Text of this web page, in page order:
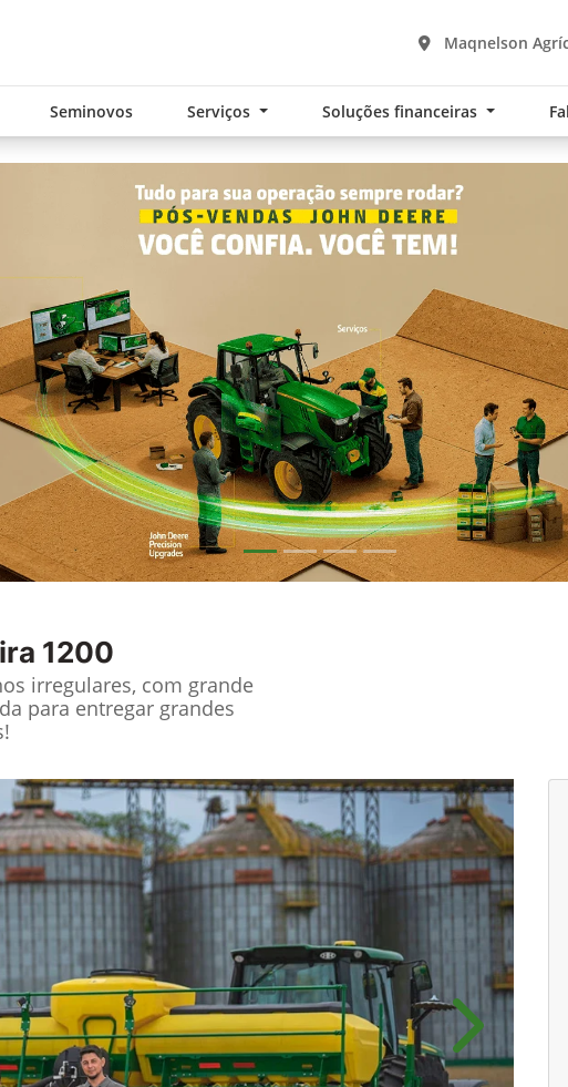
Maqnelson
Seminovos Serviços Soluções financeiras